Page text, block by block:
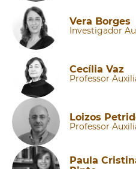
Vera Borges
Investigador
Cecília Vaz
Professor
Loizos
Professor
Paula